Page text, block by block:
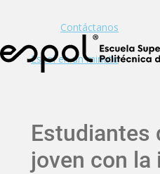
Contáctanos
Espol en un minuto
Estudiantes
joven con